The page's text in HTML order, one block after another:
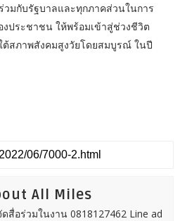
วมกับรัฐบาลและทุกภาคส่วนในการ
ประชาชน ให้พร้อมเข้าสู่ช่วงชีวิต
สภาพสังคมสูงวัยโดยสมบูรณ์ ในปี
All Miles
สื่อร่วมในงาน 0818127462 Line ad